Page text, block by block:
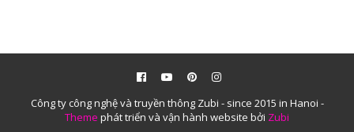
Công ty công nghệ và truyền thông Zubi - since 2015 in Hanoi -
Theme phát triển và vận hành website bởi Zubi